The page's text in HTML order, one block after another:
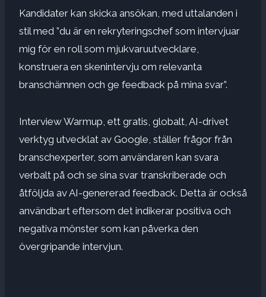
Kandidater kan skicka ansökan, med uttalanden i
stil med ”du är en rekryteringschef som intervjuar
mig för en roll som mjukvaruutvecklare,
konstruera en skenintervju om relevanta
branschämnen och ge feedback på mina svar”.
Interview Warmup, ett gratis, globalt, AI-drivet
verktyg utvecklat av Google, ställer frågor från
branschexperter, som användaren kan svara
verbalt på och se sina svar transkriberade och
åtföljda av AI-genererad feedback. Detta är också
användbart eftersom det indikerar positiva och
negativa mönster som kan påverka den
övergripande intervjun.